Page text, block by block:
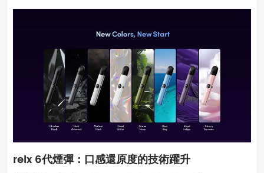
relx 6代煙彈：口感還原度的技術躍升